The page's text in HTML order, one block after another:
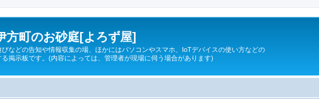
町のお砂庭[よろず屋]
などの告知や情報収集の場、ほかにはパソコンやスマホ、IoTデバイスの使い方などの
掲示板です。(内容によっては、管理者が現場に伺う場合があります)